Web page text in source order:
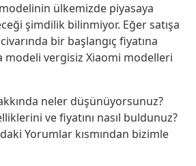
ülkemizde piyasaya
şimdilik bilinmiyor. Eğer satışa
bir başlangıç fiyatına
modeli vergisiz Xiaomi modelleri
neler düşünüyorsunuz?
ve fiyatını nasıl buldunuz?
Yorumlar kısmından bizimle